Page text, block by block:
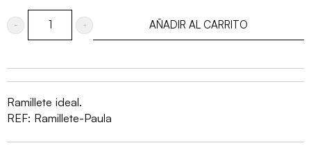
Ramillete
cantidad
AÑADIR AL CARRITO
Ramillete ideal.
REF: Ramillete-Paula